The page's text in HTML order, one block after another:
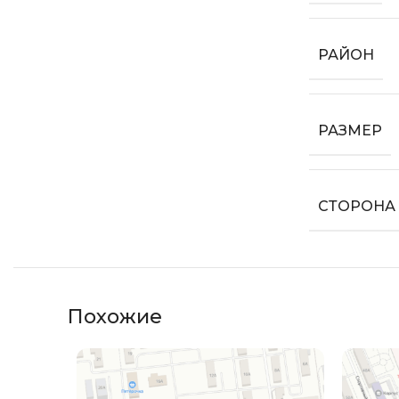
РАЙОН
РАЗМЕР
СТОРОНА
Похожие